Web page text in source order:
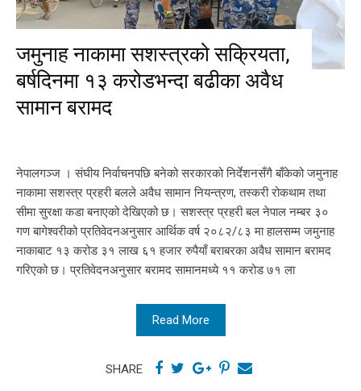
जमुनाह नाकामा सशस्त्रको सक्रियता,
बर्षदिनमा १३ करोडभन्दा बढीका अवैध
सामान बरामद
नेपालगञ्ज । संघीय निर्वाचनपछि बनेको सरकारको निर्देशनसँगै बाँकेको जमुनाह
नाकामा सशस्त्र प्रहरी बलले अवैध सामान नियन्त्रण, तस्करी रोकथाम तथा
सीमा सुरक्षा कडा बनाएको देखिएको छ। सशस्त्र प्रहरी बल नेपाल नम्बर ३०
गण बागेश्वरीको प्रतिवेदनअनुसार आर्थिक वर्ष २०८२/८३ मा हालसम्म जमुनाह
नाकाबाट १३ करोड ३१ लाख ६१ हजार रुपैयाँ बराबरका अवैध सामान बरामद
गरिएको छ। प्रतिवेदनअनुसार बरामद सामानमध्ये ११ करोड ७१ ला
Read More
SHARE